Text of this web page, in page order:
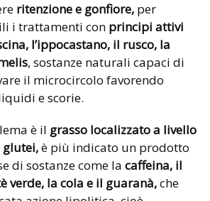
ritenzione e gonfiore, per
i trattamenti con principi attivi
l’ippocastano, il rusco, la
, sostanze naturali capaci di
il microcircolo favorendo
e scorie.
è il grasso localizzato a livello
glutei,è più indicato un prodotto
di sostanze come la caffeina, il
verde, la cola e il guaranà,che